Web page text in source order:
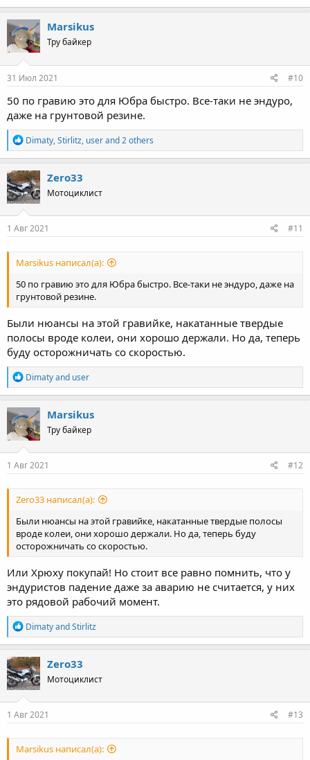
Marsikus
Тру байкер
31 Июл 2021 #10
50 по гравию это для Юбра быстро. Все-таки не эндуро,
даже на грунтовой резине.
R
e
a
c
t
i
o
n
s
Dimaty,Stirlitz, userand 2 others
Zero33
Мотоциклист
1 Авг 2021 #11
Marsikus написал(а):
50 по гравию это для Юбра быстро. Все-таки не эндуро, даже на
грунтовой резине.
Были нюансы на этой гравийке, накатанные твердые
полосы вроде колеи, они хорошо держали. Но да, теперь
буду осторожничать со скоростью.
R
e
a
c
t
i
o
n
s
Dimatyand user
Marsikus
Тру байкер
1 Авг 2021 #12
Zero33 написал(а):
Были нюансы на этой гравийке, накатанные твердые полосы
вроде колеи, они хорошо держали. Но да, теперь буду
осторожничать со скоростью.
Или Хрюху покупай! Но стоит все равно помнить, что у
эндуристов падение даже за аварию не считается, у них
это рядовой рабочий момент.
R
e
a
c
t
i
o
n
s
DimatyandStirlitz
Zero33
Мотоциклист
1 Авг 2021 #13
Marsikus написал(а):